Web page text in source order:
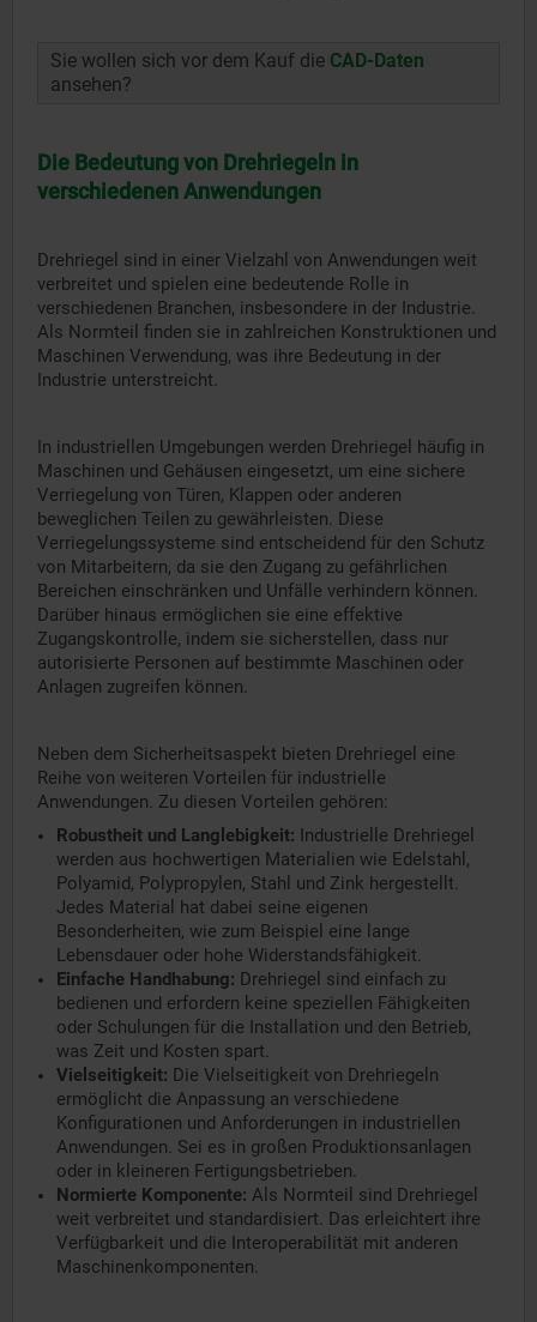
Sie wollen sich vor dem Kauf die CAD-Daten
ansehen?
Die Bedeutung von Drehriegeln in
verschiedenen Anwendungen
Drehriegel sind in einer Vielzahl von Anwendungen weit
verbreitet und spielen eine bedeutende Rolle in
verschiedenen Branchen, insbesondere in der Industrie.
Als Normteil finden sie in zahlreichen Konstruktionen und
Maschinen Verwendung, was ihre Bedeutung in der
Industrie unterstreicht.
In industriellen Umgebungen werden Drehriegel häufig in
Maschinen und Gehäusen eingesetzt, um eine sichere
Verriegelung von Türen, Klappen oder anderen
beweglichen Teilen zu gewährleisten. Diese
Verriegelungssysteme sind entscheidend für den Schutz
von Mitarbeitern, da sie den Zugang zu gefährlichen
Bereichen einschränken und Unfälle verhindern können.
Darüber hinaus ermöglichen sie eine effektive
Zugangskontrolle, indem sie sicherstellen, dass nur
autorisierte Personen auf bestimmte Maschinen oder
Anlagen zugreifen können.
Neben dem Sicherheitsaspekt bieten Drehriegel eine
Reihe von weiteren Vorteilen für industrielle
Anwendungen. Zu diesen Vorteilen gehören:
Robustheit und Langlebigkeit: Industrielle Drehriegel
werden aus hochwertigen Materialien wie Edelstahl,
Polyamid, Polypropylen, Stahl und Zink hergestellt.
Jedes Material hat dabei seine eigenen
Besonderheiten, wie zum Beispiel eine lange
Lebensdauer oder hohe Widerstandsfähigkeit.
Einfache Handhabung: Drehriegel sind einfach zu
bedienen und erfordern keine speziellen Fähigkeiten
oder Schulungen für die Installation und den Betrieb,
was Zeit und Kosten spart.
Vielseitigkeit: Die Vielseitigkeit von Drehriegeln
ermöglicht die Anpassung an verschiedene
Konfigurationen und Anforderungen in industriellen
Anwendungen. Sei es in großen Produktionsanlagen
oder in kleineren Fertigungsbetrieben.
Normierte Komponente: Als Normteil sind Drehriegel
weit verbreitet und standardisiert. Das erleichtert ihre
Verfügbarkeit und die Interoperabilität mit anderen
Maschinenkomponenten.